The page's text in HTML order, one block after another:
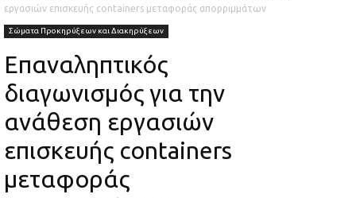
εργασιών επισκευής containers μεταφοράς απορριμμάτων
Σώματα Προκηρύξεων και Διακηρύξεων
Επαναληπτικός
διαγωνισμός για την
ανάθεση εργασιών
επισκευής containers
μεταφοράς